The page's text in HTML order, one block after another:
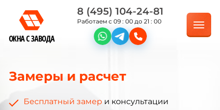
ОКНА С ЗАВОДА
8 (495) 104-24-81
Работаем с 09 : 00 до 21 : 00
Замеры и расчет
Бесплатный замери консультации